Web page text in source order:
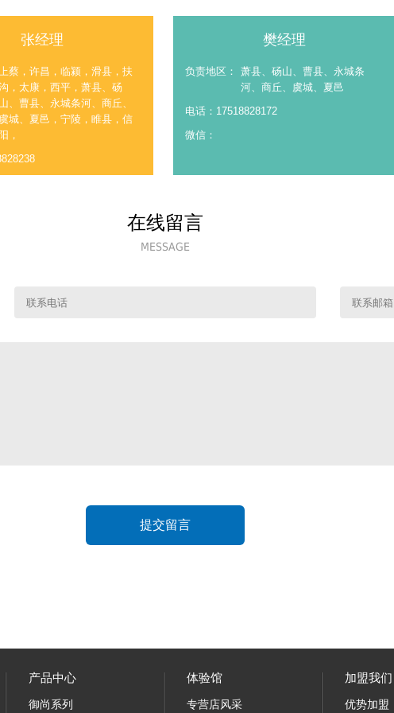
张经理
蔡，许昌，临颍，滑县，扶
，太康，西平，萧县、砀
山、曹县、永城条河、商丘、
虞城、夏邑，宁陵，睢县，信
阳，
樊经理
负责地区：
萧县、砀山、曹县、永城条
河、商丘、虞城、夏邑
电话：17518828172
微信：
在线留言
MESSAGE
产品中心
御尚系列
体验馆
专营店风采
加盟我们
优势加盟